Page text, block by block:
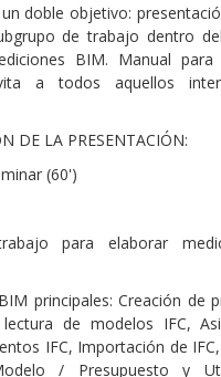
doble objetivo:
de trabajo dentro
BIM. Manual
a todos aquellos
DE LA PRESENTACIÓN:
(60')
para elaborar
principales: Creación de
lectura de modelos IFC,
IFC, Importación de
/ Presupuesto y